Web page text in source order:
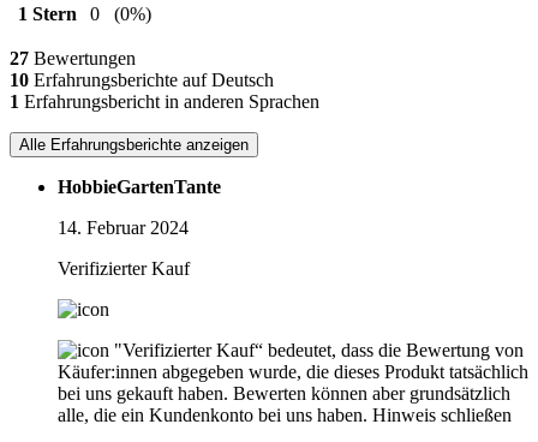
1 Stern
0 (0%)
27 Bewertungen
10 Erfahrungsberichte auf Deutsch
1 Erfahrungsbericht in anderen Sprachen
Alle Erfahrungsberichte anzeigen
HobbieGartenTante
14. Februar 2024
Verifizierter Kauf
"Verifizierter Kauf“ bedeutet, dass die Bewertung von
Käufer:innen abgegeben wurde, die dieses Produkt tatsächlich
bei uns gekauft haben. Bewerten können aber grundsätzlich
alle, die ein Kundenkonto bei uns haben. Hinweis schließen